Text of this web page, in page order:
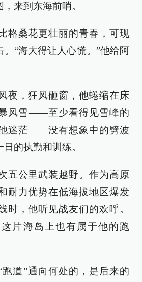
来到东海前哨。
格桑花更壮丽的青春，可现
。“海大得让人心慌。”他给阿
夜，狂风砸窗，他蜷缩在床
暴风雪——至少看得见雪峰的
迷茫——没有想象中的劈波
的执勤和训练。
五公里武装越野。作为高原
耐力优势在低海拔地区爆发
时，他听见战友们的欢呼。
片海岛上也有属于他的跑
道”通向何处的，是后来的